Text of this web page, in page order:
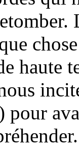
haute